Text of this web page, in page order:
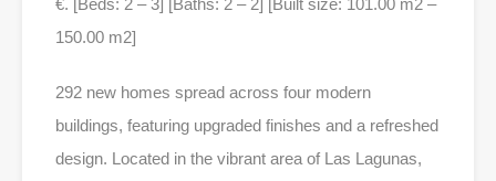
€. [Beds: 2 – 3] [Baths: 2 – 2] [Built size: 101.00 m2 –
150.00 m2]
292 new homes spread across four modern
buildings, featuring upgraded finishes and a refreshed
design. Located in the vibrant area of Las Lagunas,